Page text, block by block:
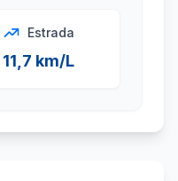
Estrada
11,7 km/L